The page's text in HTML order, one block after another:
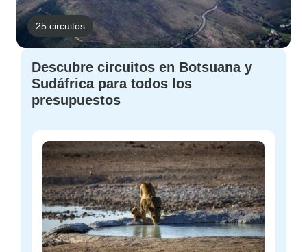
25 circuitos
Descubre circuitos en Botsuana y
Sudáfrica para todos los
presupuestos